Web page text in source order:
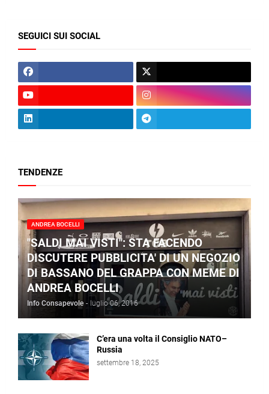
SEGUICI SUI SOCIAL
TENDENZE
ANDREA BOCELLI
"SALDI MAI VISTI": STA FACENDO
DISCUTERE PUBBLICITA' DI UN NEGOZIO
DI BASSANO DEL GRAPPA CON MEME DI
ANDREA BOCELLI
Info Consapevole - luglio 06, 2016
C’era una volta il Consiglio NATO–
Russia
settembre 18, 2025